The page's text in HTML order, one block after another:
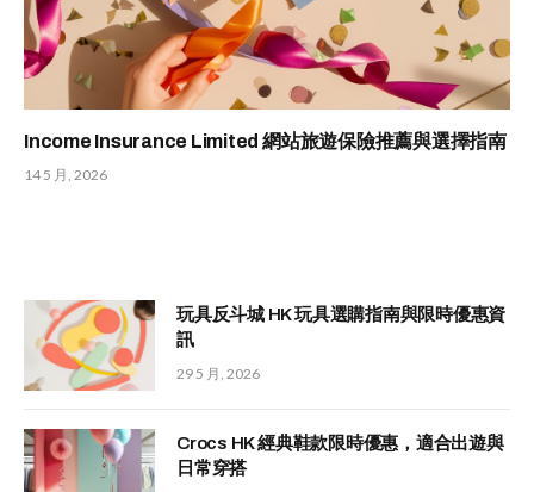
Income Insurance Limited 網站旅遊保險推薦與選擇指南
14 5 月, 2026
玩具反斗城 HK 玩具選購指南與限時優惠資
訊
29 5 月, 2026
Crocs HK 經典鞋款限時優惠，適合出遊與
日常穿搭